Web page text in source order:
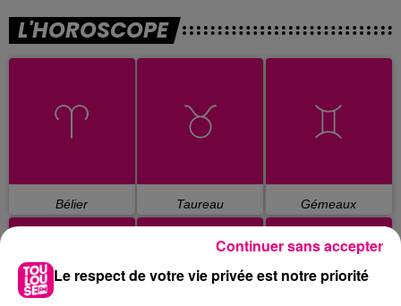
L'HOROSCOPE
Bélier Taureau Gémeaux
Le respect de votre vie privée est notre priorité
Continuer sans accepter